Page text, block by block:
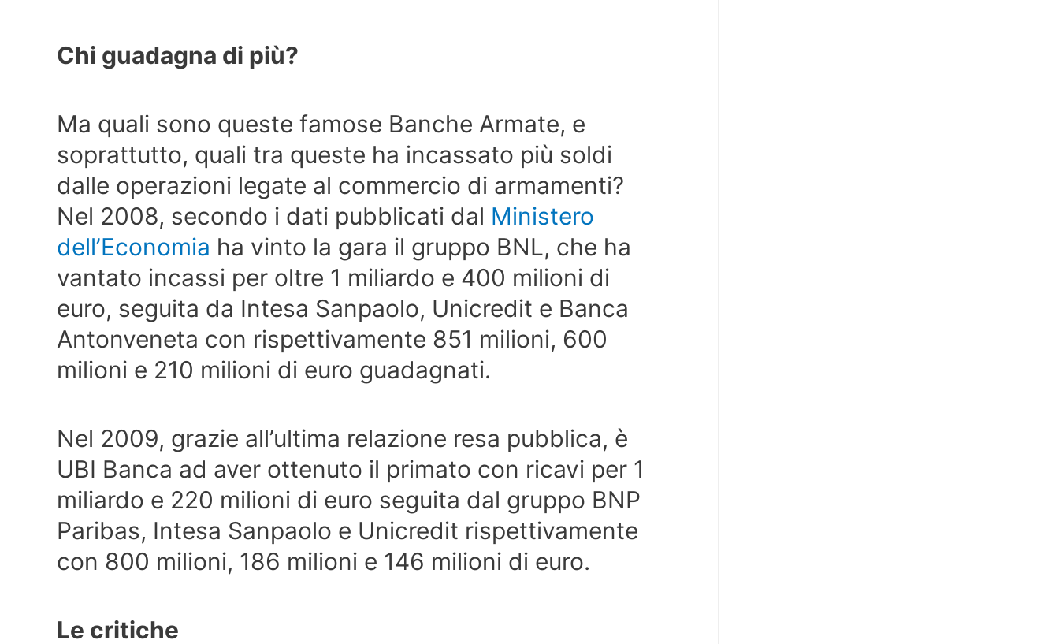
Chi guadagna di più?
Ma quali sono queste famose Banche Armate, e
soprattutto, quali tra queste ha incassato più soldi
dalle operazioni legate al commercio di armamenti?
Nel 2008, secondo i dati pubblicati dal Ministero
dell’Economia ha vinto la gara il gruppo BNL, che ha
vantato incassi per oltre 1 miliardo e 400 milioni di
euro, seguita da Intesa Sanpaolo, Unicredit e Banca
Antonveneta con rispettivamente 851 milioni, 600
milioni e 210 milioni di euro guadagnati.
Nel 2009, grazie all’ultima relazione resa pubblica, è
UBI Banca ad aver ottenuto il primato con ricavi per 1
miliardo e 220 milioni di euro seguita dal gruppo BNP
Paribas, Intesa Sanpaolo e Unicredit rispettivamente
con 800 milioni, 186 milioni e 146 milioni di euro.
Le critiche